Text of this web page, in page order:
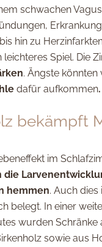
schwachen
hin zu
Spiel. Die
. Ängste könnten
dafür aufkommen.
bekämpft
im
die
hemmen. Auch dies
belegt. In einer
wurden Schränke
sowie aus